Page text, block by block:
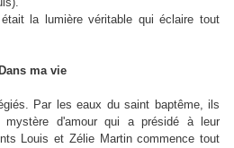
la lumière véritable qui éclaire tout
Dans ma vie
Par les eaux du saint baptême, ils
d'amour qui a présidé à leur
Louis et Zélie Martin commence tout